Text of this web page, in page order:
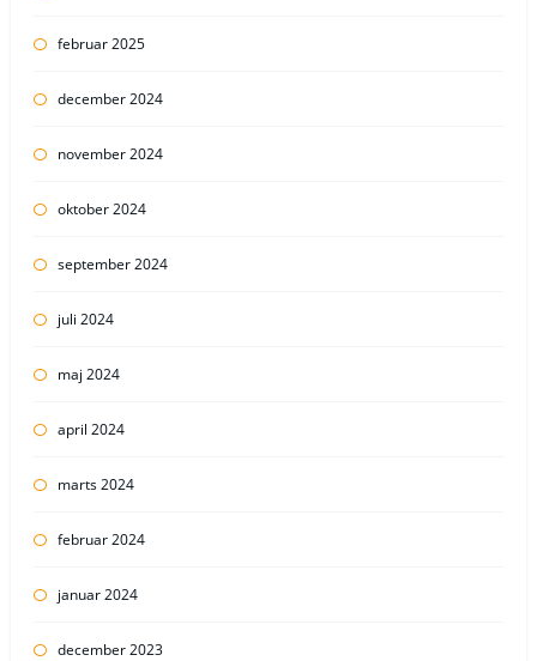
februar 2025
december 2024
november 2024
oktober 2024
september 2024
juli 2024
maj 2024
april 2024
marts 2024
februar 2024
januar 2024
december 2023